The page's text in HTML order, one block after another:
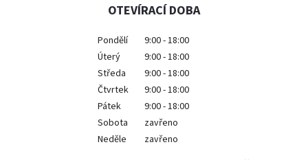
OTEVÍRACÍ DOBA
Pondělí
9:00 - 18:00
Úterý
9:00 - 18:00
Středa
9:00 - 18:00
Čtvrtek
9:00 - 18:00
Pátek
9:00 - 18:00
Sobota
zavřeno
Neděle
zavřeno